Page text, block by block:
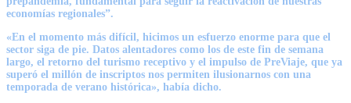
economías regionales”.
«En el momento más difícil, hicimos un esfuerzo enorme para que el
sector siga de pie. Datos alentadores como los de este fin de semana
largo, el retorno del turismo receptivo y el impulso de PreViaje, que ya
superó el millón de inscriptos nos permiten ilusionarnos con una
temporada de verano histórica», había dicho.